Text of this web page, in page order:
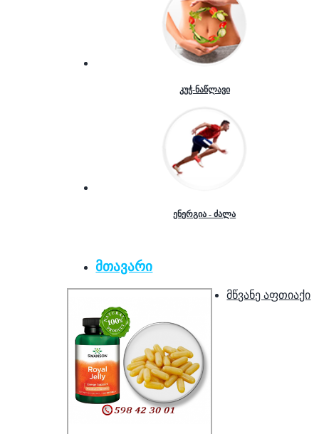
კუჭ-ნაწლავი
ენერგია - ძალა
მთავარი
მწვანე აფთიაქი